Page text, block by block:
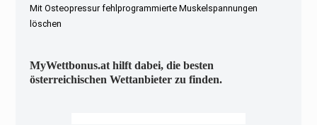
Mit Osteopressur fehlprogrammierte Muskelspannungen
löschen
MyWettbonus.at hilft dabei, die besten
österreichischen Wettanbieter zu finden.